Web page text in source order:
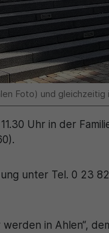
Foto) und
Uhr in der
unter Tel. 0 23
in Ahlen“,